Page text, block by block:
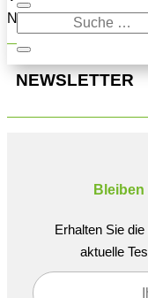
Navigation oben, um
NEWSLETTER
Erhalten Sie
aktuelle